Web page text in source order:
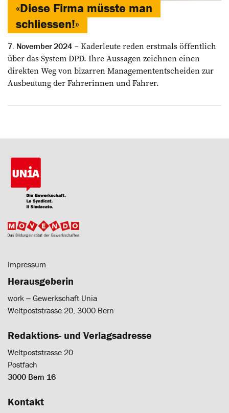
«Diese Firma müsste man
schliessen!»
7. November 2024
Kaderleute reden erstmals öffentlich
über das System DPD. Ihre Aussagen zeichnen einen
direkten Weg von bizarren Managemententscheiden zur
Ausbeutung der Fahrerinnen und Fahrer.
Impressum
Herausgeberin
work ‒ Gewerkschaft Unia
Weltpoststrasse 20, 3000 Bern
Redaktions- und Verlagsadresse
Weltpoststrasse 20
Postfach
3000 Bern 16
Kontakt